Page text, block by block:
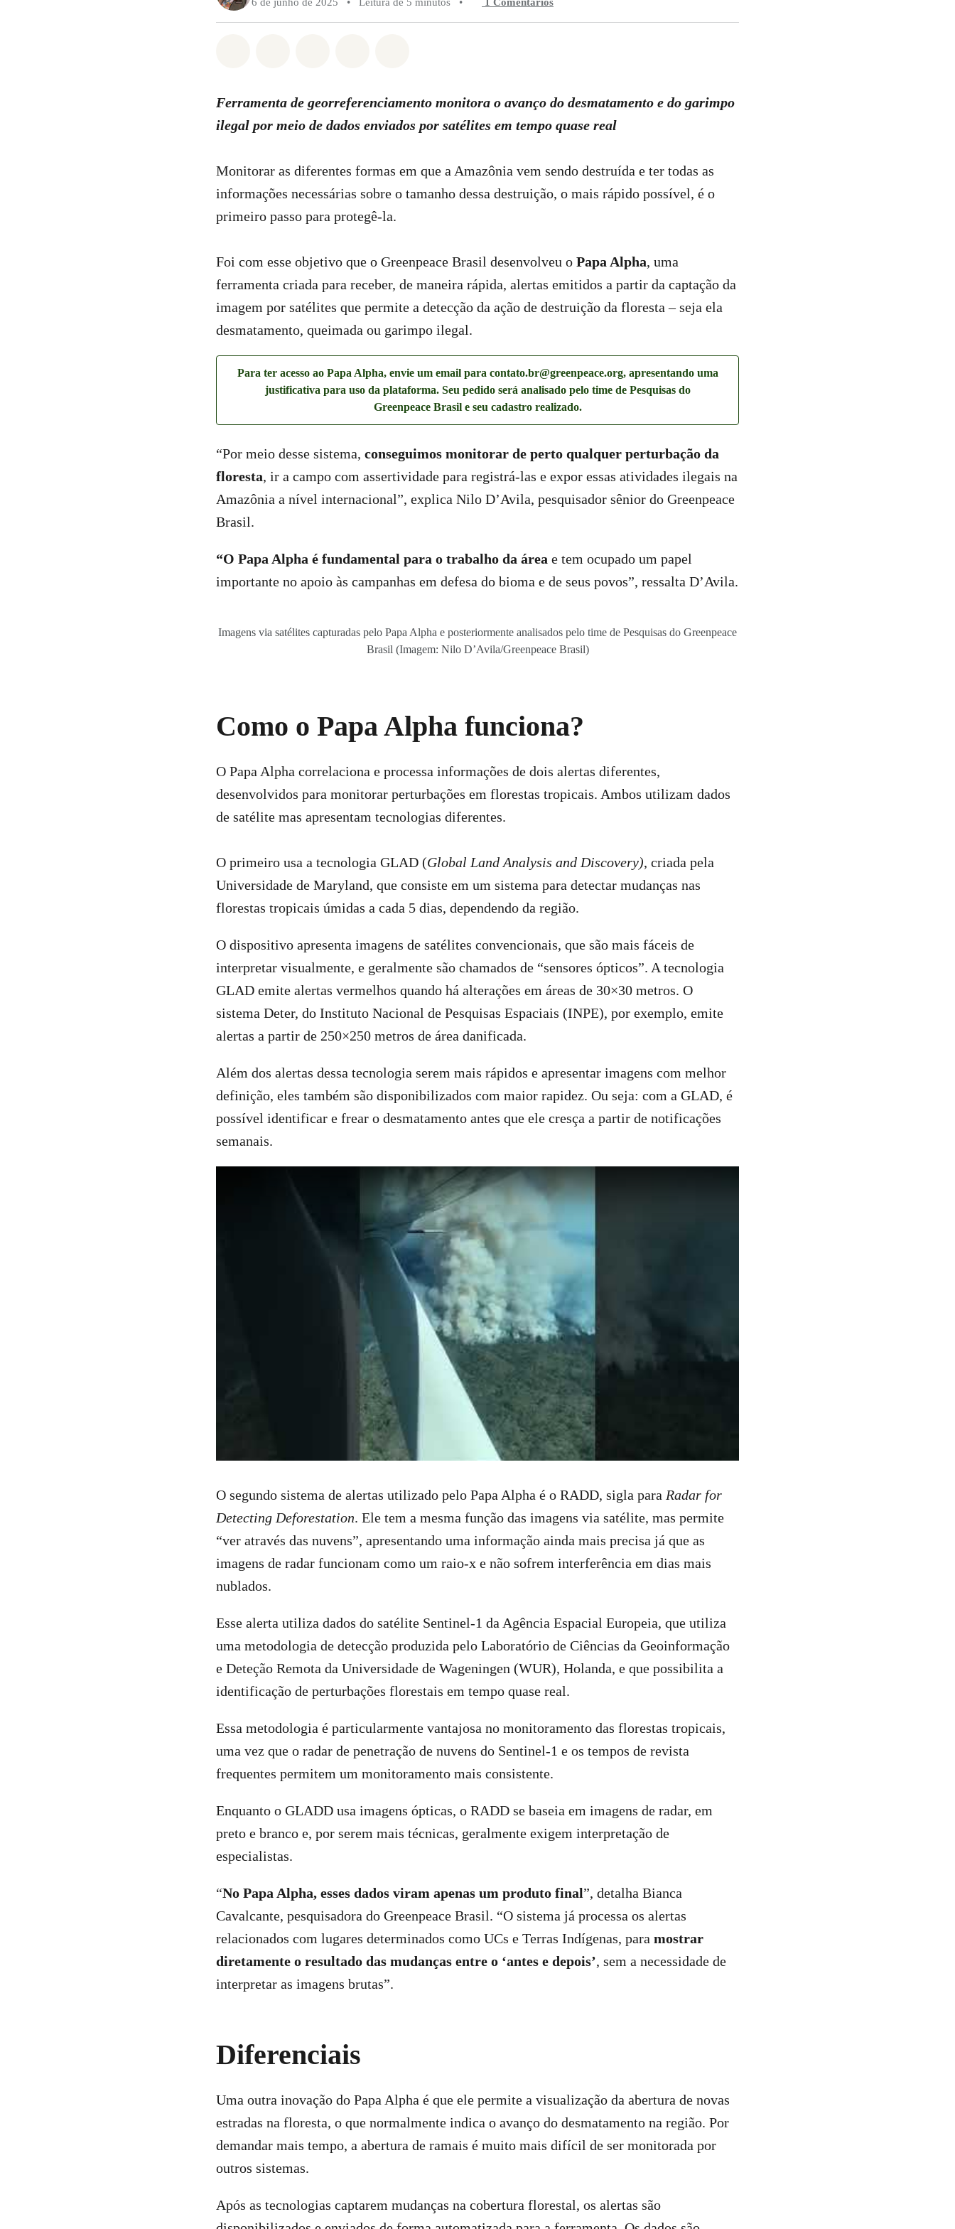
Ferramenta de georreferenciamento monitora o avanço do desmatamento e do garimpo
ilegal por meio de dados enviados por satélites em tempo quase real
Monitorar as diferentes formas em que a Amazônia vem sendo destruída e ter todas as
informações necessárias sobre o tamanho dessa destruição, o mais rápido possível, é o
primeiro passo para protegê-la.
Foi com esse objetivo que o Greenpeace Brasil desenvolveu o Papa Alpha, uma
ferramenta criada para receber, de maneira rápida, alertas emitidos a partir da captação da
imagem por satélites que permite a detecção da ação de destruição da floresta – seja ela
desmatamento, queimada ou garimpo ilegal.
Para ter acesso ao Papa Alpha, envie um email para contato.br@greenpeace.org, apresentando uma
justificativa para uso da plataforma. Seu pedido será analisado pelo time de Pesquisas do
Greenpeace Brasil e seu cadastro realizado.
“Por meio desse sistema, conseguimos monitorar de perto qualquer perturbação da
floresta, ir a campo com assertividade para registrá-las e expor essas atividades ilegais na
Amazônia a nível internacional”, explica Nilo D’Avila, pesquisador sênior do Greenpeace
Brasil.
“O Papa Alpha é fundamental para o trabalho da área e tem ocupado um papel
importante no apoio às campanhas em defesa do bioma e de seus povos”, ressalta D’Avila.
Imagens via satélites capturadas pelo Papa Alpha e posteriormente analisados pelo time de Pesquisas do Greenpeace
Brasil (Imagem: Nilo D’Avila/Greenpeace Brasil)
Como o Papa Alpha funciona?
O Papa Alpha correlaciona e processa informações de dois alertas diferentes,
desenvolvidos para monitorar perturbações em florestas tropicais. Ambos utilizam dados
de satélite mas apresentam tecnologias diferentes.
O primeiro usa a tecnologia GLAD (Global Land Analysis and Discovery), criada pela
Universidade de Maryland, que consiste em um sistema para detectar mudanças nas
florestas tropicais úmidas a cada 5 dias, dependendo da região.
O dispositivo apresenta imagens de satélites convencionais, que são mais fáceis de
interpretar visualmente, e geralmente são chamados de “sensores ópticos”. A tecnologia
GLAD emite alertas vermelhos quando há alterações em áreas de 30×30 metros. O
sistema Deter, do Instituto Nacional de Pesquisas Espaciais (INPE), por exemplo, emite
alertas a partir de 250×250 metros de área danificada.
Além dos alertas dessa tecnologia serem mais rápidos e apresentar imagens com melhor
definição, eles também são disponibilizados com maior rapidez. Ou seja: com a GLAD, é
possível identificar e frear o desmatamento antes que ele cresça a partir de notificações
semanais.
O segundo sistema de alertas utilizado pelo Papa Alpha é o RADD, sigla para Radar for
Detecting Deforestation. Ele tem a mesma função das imagens via satélite, mas permite
“ver através das nuvens”, apresentando uma informação ainda mais precisa já que as
imagens de radar funcionam como um raio-x e não sofrem interferência em dias mais
nublados.
Esse alerta utiliza dados do satélite Sentinel-1 da Agência Espacial Europeia, que utiliza
uma metodologia de detecção produzida pelo Laboratório de Ciências da Geoinformação
e Deteção Remota da Universidade de Wageningen (WUR), Holanda, e que possibilita a
identificação de perturbações florestais em tempo quase real.
Essa metodologia é particularmente vantajosa no monitoramento das florestas tropicais,
uma vez que o radar de penetração de nuvens do Sentinel-1 e os tempos de revista
frequentes permitem um monitoramento mais consistente.
Enquanto o GLADD usa imagens ópticas, o RADD se baseia em imagens de radar, em
preto e branco e, por serem mais técnicas, geralmente exigem interpretação de
especialistas.
“No Papa Alpha, esses dados viram apenas um produto final”, detalha Bianca
Cavalcante, pesquisadora do Greenpeace Brasil. “O sistema já processa os alertas
relacionados com lugares determinados como UCs e Terras Indígenas, para mostrar
diretamente o resultado das mudanças entre o ‘antes e depois’, sem a necessidade de
interpretar as imagens brutas”.
Diferenciais
Uma outra inovação do Papa Alpha é que ele permite a visualização da abertura de novas
estradas na floresta, o que normalmente indica o avanço do desmatamento na região. Por
demandar mais tempo, a abertura de ramais é muito mais difícil de ser monitorada por
outros sistemas.
Após as tecnologias captarem mudanças na cobertura florestal, os alertas são